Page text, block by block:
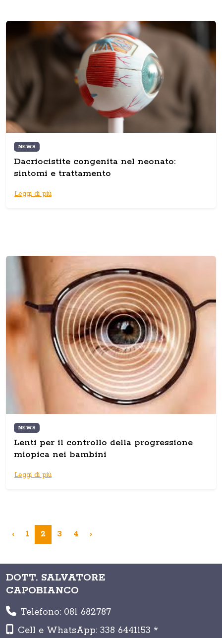
NEWS
Dacriocistite congenita nel neonato:
sintomi e trattamento
Leggi di più
NEWS
Lenti per il controllo della progressione
miopica nei bambini
Leggi di più
‹ 1 2 3 4 ›
DOTT. SALVATORE
CAPOBIANCO
Telefono: 081 682787
Cell e WhatsApp: 338 6441153 *